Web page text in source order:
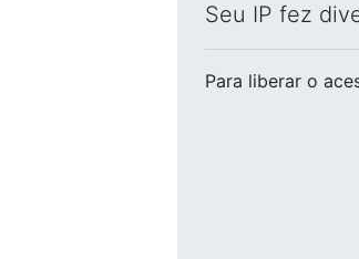
Seu IP fez
Para liberar o